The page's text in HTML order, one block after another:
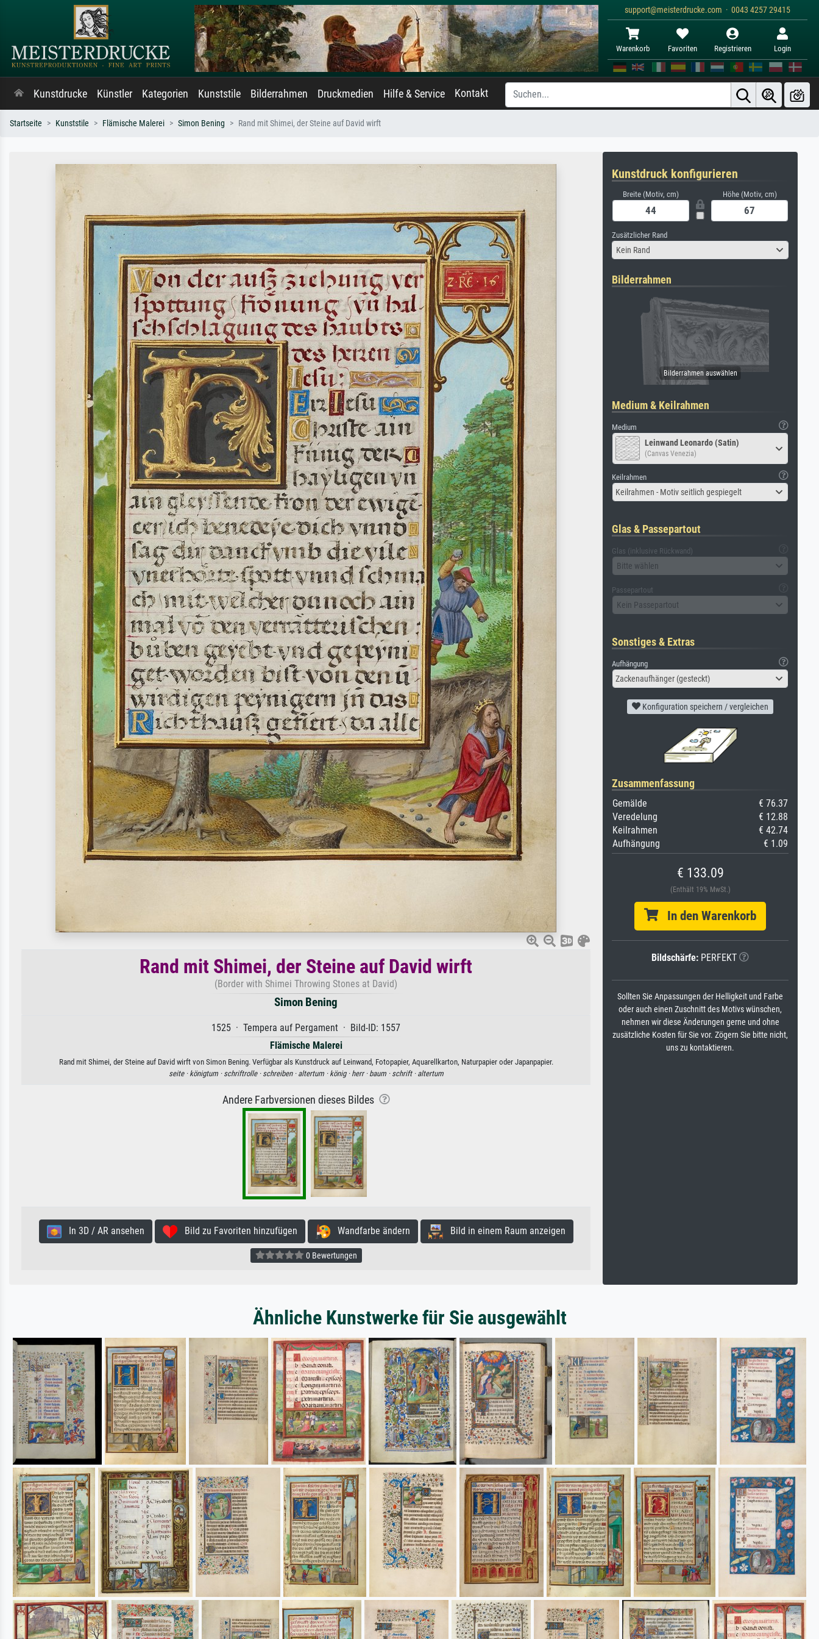
support@meisterdrucke.com · 0043 4257 29415
Warenkorb Favoriten Registrieren Login
Kunstdrucke Künstler Kategorien Kunststile Bilderrahmen Druckmedien Hilfe & Service Kontakt
Startseite Kunststile Flämische Malerei Simon Bening Rand mit Shimei, der Steine auf David wirft
Rand mit Shimei, der Steine auf David wirft
(Border with Shimei Throwing Stones at David)
Simon Bening
1525 · Tempera auf Pergament · Bild-ID: 1557
Flämische Malerei
Rand mit Shimei, der Steine auf David wirft von Simon Bening. Verfügbar als Kunstdruck auf Leinwand, Fotopapier, Aquarellkarton, Naturpapier oder Japanpapier.
seite · königtum · schriftrolle · schreiben · altertum · könig · herr · baum · schrift · altertum
Andere Farbversionen dieses Bildes
In 3D / AR ansehen Bild zu Favoriten hinzufügen Wandfarbe ändern Bild in einem Raum anzeigen
0 Bewertungen
Kunstdruck konfigurieren
Breite (Motiv, cm) Höhe (Motiv, cm)
Zusätzlicher Rand
Kein Rand
Bilderrahmen
Medium & Keilrahmen
Medium
Leinwand Leonardo (Satin)
(Canvas Venezia)
Keilrahmen
Keilrahmen - Motiv seitlich gespiegelt
Glas & Passepartout
Glas (inklusive Rückwand)
Bitte wählen
Passepartout
Kein Passepartout
Sonstiges & Extras
Aufhängung
Zackenaufhänger (gesteckt)
Konfiguration speichern / vergleichen
Zusammenfassung
Gemälde
€ 76.37
Veredelung
€ 12.88
Keilrahmen
€ 42.74
Aufhängung
€ 1.09
€ 133.09
(Enthält 19% MwSt.)
In den Warenkorb
Bildschärfe: PERFEKT
Sollten Sie Anpassungen der Helligkeit und Farbe
oder auch einen Zuschnitt des Motivs wünschen,
nehmen wir diese Änderungen gerne und ohne
zusätzliche Kosten für Sie vor. Zögern Sie bitte nicht,
uns zu kontaktieren.
Ähnliche Kunstwerke für Sie ausgewählt